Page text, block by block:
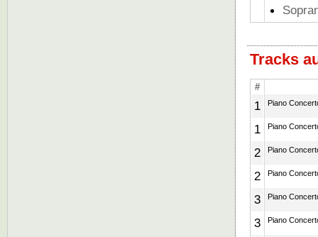
Tracks
#
1 Piano
1 Piano
2 Piano
2 Piano
3 Piano
3 Piano